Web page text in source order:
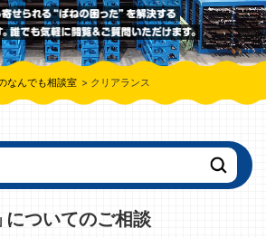
なんでも相談室 クリアランス
についてのご相談